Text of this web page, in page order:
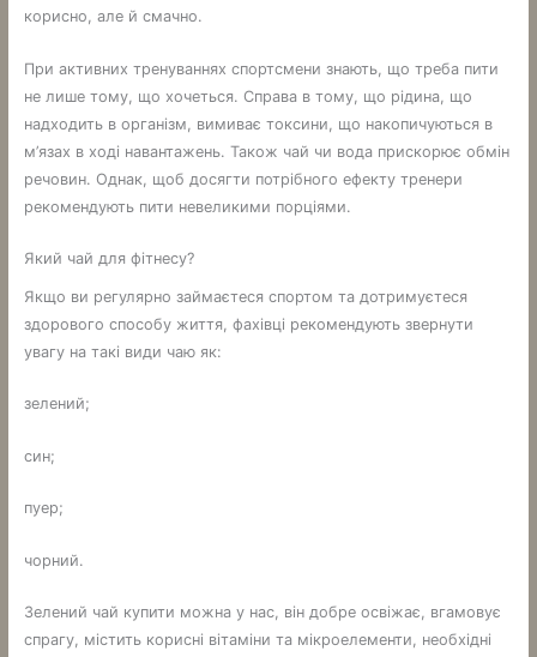
корисно, але й смачно.
При активних тренуваннях спортсмени знають, що треба пити
не лише тому, що хочеться. Справа в тому, що рідина, що
надходить в організм, вимиває токсини, що накопичуються в
м’язах в ході навантажень. Також чай чи вода прискорює обмін
речовин. Однак, щоб досягти потрібного ефекту тренери
рекомендують пити невеликими порціями.
Який чай для фітнесу?
Якщо ви регулярно займаєтеся спортом та дотримуєтеся
здорового способу життя, фахівці рекомендують звернути
увагу на такі види чаю як:
зелений;
син;
пуер;
чорний.
Зелений чай купити можна у нас, він добре освіжає, вгамовує
спрагу, містить корисні вітаміни та мікроелементи, необхідні